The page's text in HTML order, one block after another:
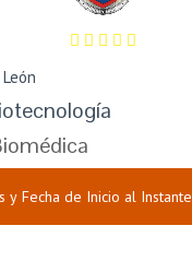
y Fecha de Inicio al Instante